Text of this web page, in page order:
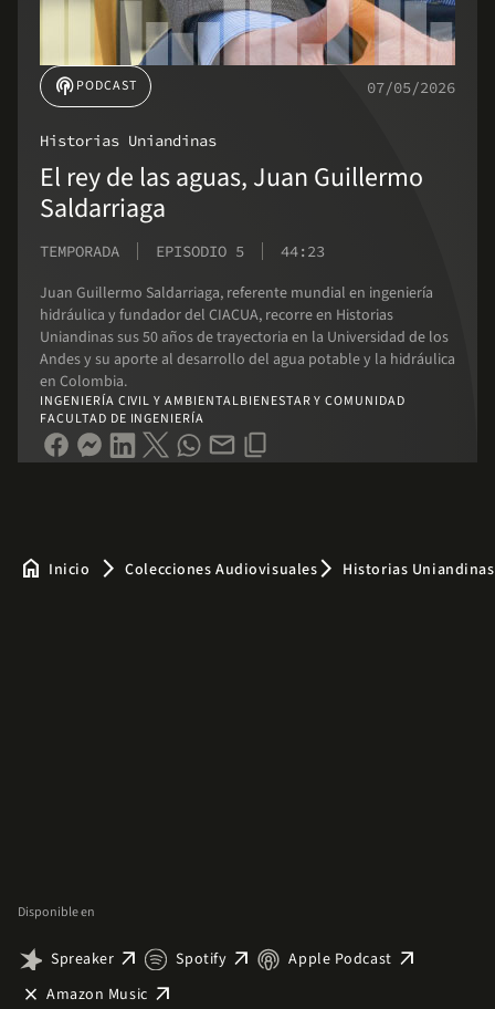
podcastsPODCAST 07/05/2026
Historias Uniandinas
El rey de las aguas, Juan Guillermo
Saldarriaga
TEMPORADA EPISODIO 5 44:23
Juan Guillermo Saldarriaga, referente mundial en ingeniería
hidráulica y fundador del CIACUA, recorre en Historias
Uniandinas sus 50 años de trayectoria en la Universidad de los
Andes y su aporte al desarrollo del agua potable y la hidráulica
en Colombia.
INGENIERÍA CIVIL Y AMBIENTALBIENESTAR Y COMUNIDAD
FACULTAD DE INGENIERÍA
home Inicio arrow_forward_ios Colecciones Audiovisualesarrow_forward_ios Historias Uniandinas
Disponible en
Spreaker arrow_outward Spotify arrow_outward Apple Podcast arrow_outward
close Amazon Music arrow_outward